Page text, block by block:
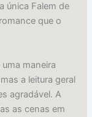
única Falem de
que o
maneira
a leitura geral
agradável. A
as cenas em